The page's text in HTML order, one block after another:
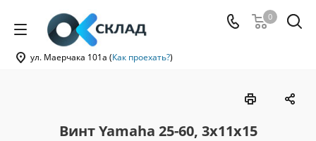
0
ул. Маерчака 101а (Как проехать?)
Винт Yamaha 25-60, 3х11x15